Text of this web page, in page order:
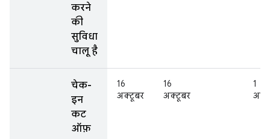
करने
की
सुविधा
चालू है
चेक-
इन
कट
ऑफ़
16
अक्टूबर
16
अक्टूबर
1